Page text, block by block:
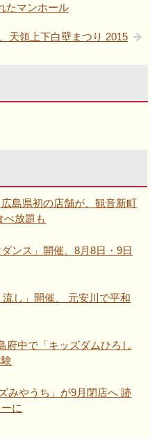
たマンホール
天領上下白壁まつり 2015
島県初の店舗が、観音新町
べ放題も
ンス」開催、8月8日・9日
し」開催、 元安川で平和
府中で「キッズダムひろし
みやうち」が9月閉店へ 跡
に